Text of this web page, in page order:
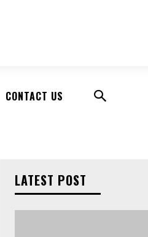
CONTACT US
LATEST POST